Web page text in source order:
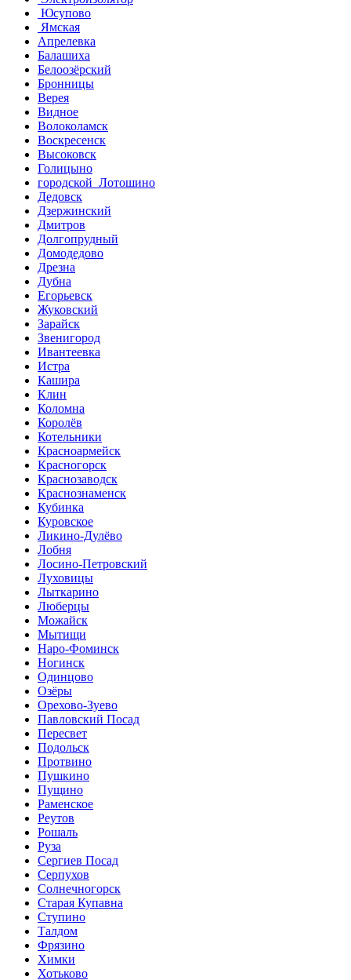
Юсупово
Ямская
Апрелевка
Балашиха
Белоозёрский
Бронницы
Верея
Видное
Волоколамск
Воскресенск
Высоковск
Голицыно
городской Лотошино
Дедовск
Дзержинский
Дмитров
Долгопрудный
Домодедово
Дрезна
Дубна
Егорьевск
Жуковский
Зарайск
Звенигород
Ивантеевка
Истра
Кашира
Клин
Коломна
Королёв
Котельники
Красноармейск
Красногорск
Краснозаводск
Краснознаменск
Кубинка
Куровское
Ликино-Дулёво
Лобня
Лосино-Петровский
Луховицы
Лыткарино
Люберцы
Можайск
Мытищи
Наро-Фоминск
Ногинск
Одинцово
Озёры
Орехово-Зуево
Павловский Посад
Пересвет
Подольск
Протвино
Пушкино
Пущино
Раменское
Реутов
Рошаль
Руза
Сергиев Посад
Серпухов
Солнечногорск
Старая Купавна
Ступино
Талдом
Фрязино
Химки
Хотьково